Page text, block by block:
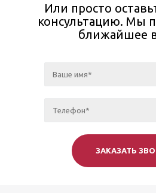
Или просто
консультацию. Мы
ближайшее